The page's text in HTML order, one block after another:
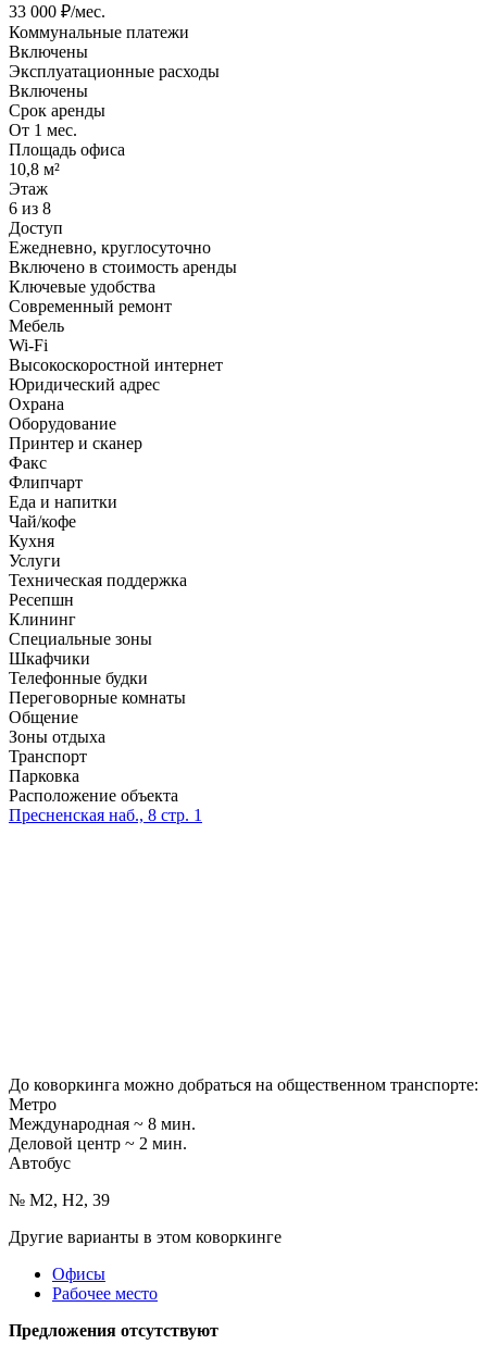
33 000 ₽/мес.
Коммунальные платежи
Включены
Эксплуатационные расходы
Включены
Срок аренды
От 1 мес.
Площадь офиса
10,8 м²
Этаж
6 из 8
Доступ
Ежедневно, круглосуточно
Включено в стоимость аренды
Ключевые удобства
Современный ремонт
Мебель
Wi-Fi
Высокоскоростной интернет
Юридический адрес
Охрана
Оборудование
Принтер и сканер
Факс
Флипчарт
Еда и напитки
Чай/кофе
Кухня
Услуги
Техническая поддержка
Ресепшн
Клининг
Специальные зоны
Шкафчики
Телефонные будки
Переговорные комнаты
Общение
Зоны отдыха
Транспорт
Парковка
Расположение объекта
Пресненская наб., 8 cтр. 1
До коворкинга можно добраться на общественном транспорте:
Метро
Международная ~ 8 мин.
Деловой центр ~ 2 мин.
Автобус
№ М2, Н2, 39
Другие варианты в этом коворкинге
Офисы
Рабочее место
Предложения отсутствуют